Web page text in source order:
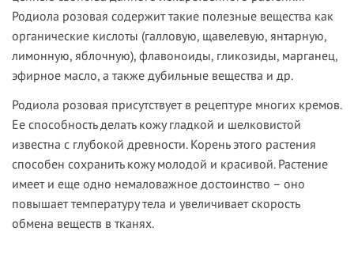
Родиола розовая содержит такие полезные вещества как
органические кислоты (галловую, щавелевую, янтарную,
лимонную, яблочную), флавоноиды, гликозиды, марганец,
эфирное масло, а также дубильные вещества и др.
Родиола розовая присутствует в рецептуре многих кремов.
Ее способность делать кожу гладкой и шелковистой
известна с глубокой древности. Корень этого растения
способен сохранить кожу молодой и красивой. Растение
имеет и еще одно немаловажное достоинство – оно
повышает температуру тела и увеличивает скорость
обмена веществ в тканях.